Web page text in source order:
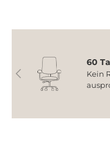
Vorherige
60
Kein